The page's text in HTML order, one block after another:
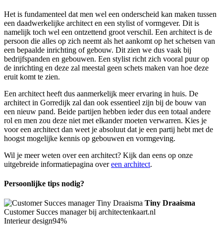
Het is fundamenteel dat men wel een onderscheid kan maken tussen
een daadwerkelijke architect en een stylist of vormgever. Dit is
namelijk toch wel een ontzettend groot verschil. Een architect is de
persoon die alles op zich neemt als het aankomt op het schetsen van
een bepaalde inrichting of gebouw. Dit zien we dus vaak bij
bedrijfspanden en gebouwen. Een stylist richt zich vooral puur op
de inrichting en deze zal meestal geen schets maken van hoe deze
eruit komt te zien.
Een architect heeft dus aanmerkelijk meer ervaring in huis. De
architect in Gorredijk zal dan ook essentieel zijn bij de bouw van
een nieuw pand. Beide partijen hebben ieder dus een totaal andere
rol en men zou deze niet met elkander moeten verwarren. Kies je
voor een architect dan weet je absoluut dat je een partij hebt met de
hoogst mogelijke kennis op gebouwen en vormgeving.
Wil je meer weten over een architect? Kijk dan eens op onze
uitgebreide informatiepagina overeen architect.
Persoonlijke tips nodig?
Tiny Draaisma
Customer Succes manager bij architectenkaart.nl
Interieur design94%